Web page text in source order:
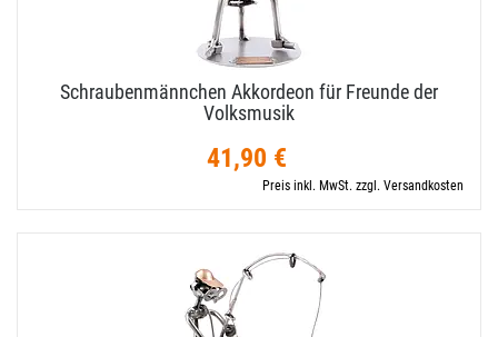
Schraubenmännchen Akkordeon für Freunde der
Volksmusik
41,90 €
Preis inkl. MwSt. zzgl. Versandkosten